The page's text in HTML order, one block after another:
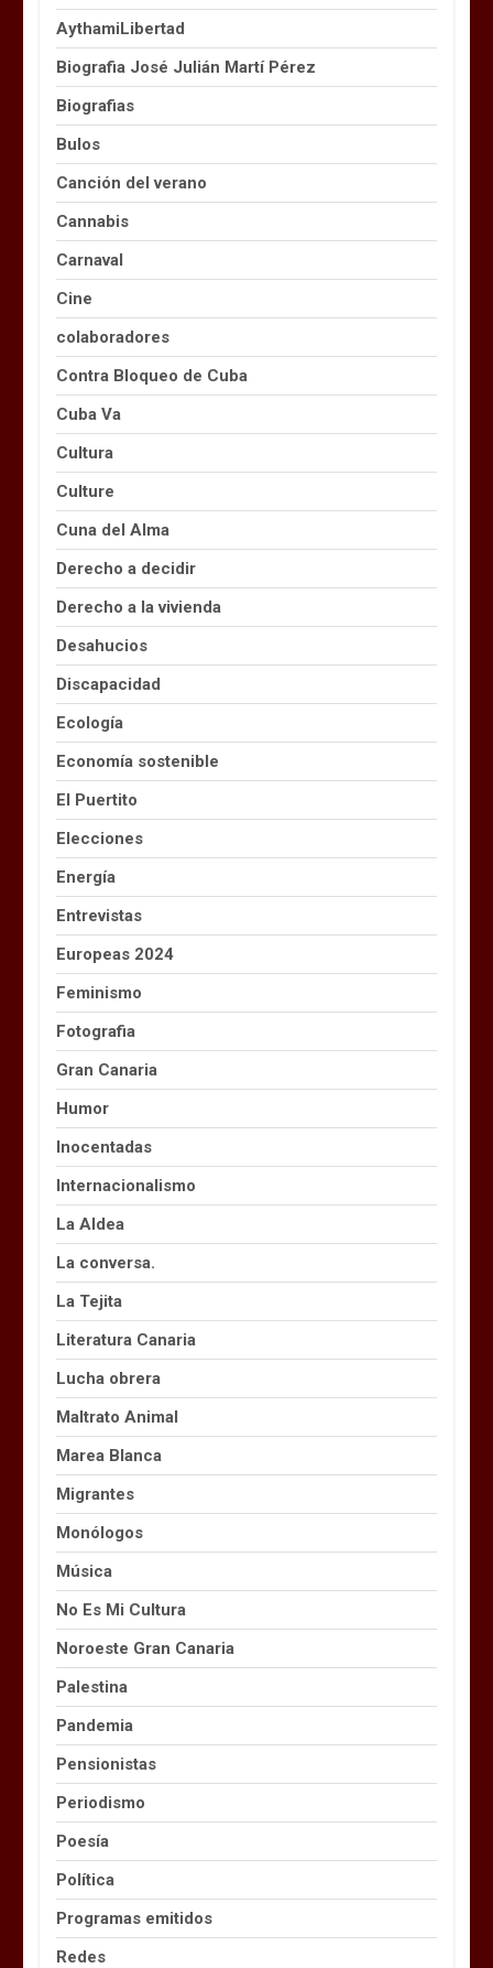
AythamiLibertad
Biografia José Julián Martí Pérez
Biografias
Bulos
Canción del verano
Cannabis
Carnaval
Cine
colaboradores
Contra Bloqueo de Cuba
Cuba Va
Cultura
Culture
Cuna del Alma
Derecho a decidir
Derecho a la vivienda
Desahucios
Discapacidad
Ecología
Economía sostenible
El Puertito
Elecciones
Energía
Entrevistas
Europeas 2024
Feminismo
Fotografia
Gran Canaria
Humor
Inocentadas
Internacionalismo
La Aldea
La conversa.
La Tejita
Literatura Canaria
Lucha obrera
Maltrato Animal
Marea Blanca
Migrantes
Monólogos
Música
No Es Mi Cultura
Noroeste Gran Canaria
Palestina
Pandemia
Pensionistas
Periodismo
Poesía
Política
Programas emitidos
Redes